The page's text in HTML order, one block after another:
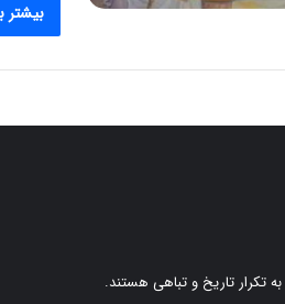
بیشتر
تکرار تاریخ و تباهی هستند.